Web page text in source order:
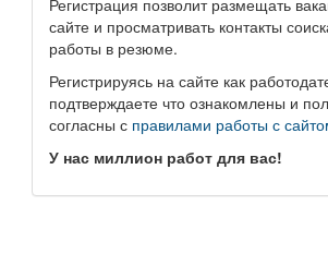
Регистрация позволит размещать
сайте и просматривать контакты
работы в резюме.
Регистрируясь на сайте как
подтверждаете что ознакомлены и
согласны с правилами работы с
У нас миллион работ для вас!